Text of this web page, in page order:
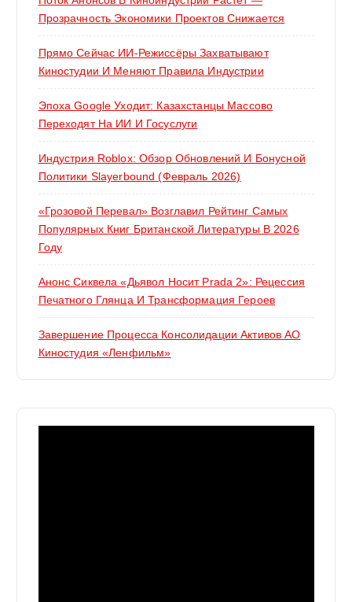
Прозрачность Экономики Проектов Снижается
Прямо Сейчас ИИ-Режиссёры Захватывают
Киностудии И Меняют Правила Индустрии
Эпоха Google Уходит: Казахстанцы Массово
Переходят На ИИ И Госуслуги
Индустрия Roblox: Обзор Обновлений И Бонусной
Политики Slayerbound (февраль 2026)
«Грозовой Перевал» Возглавил Рейтинг Самых
Популярных Книг Британской Литературы В 2026
Году
Анонс Сиквела «Дьявол Носит Prada 2»: Рецессия
Печатного Глянца И Трансформация Героев
Завершение Процесса Консолидации Активов АО
Киностудия «Ленфильм»